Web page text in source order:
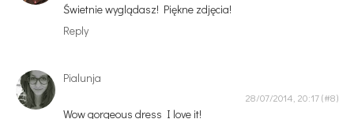
Świetnie wyglądasz! Piękne zdjęcia!
Reply
Pialunja
28/07/2014, 20:17
Wow gorgeous dress I love it!